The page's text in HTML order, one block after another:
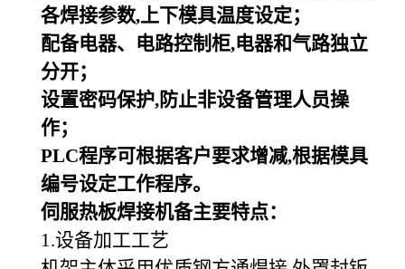
各焊接参数,上下模具温度设定；
配备电器、电路控制柜,电器和气路独立
分开；
设置密码保护,防止非设备管理人员操
作；
PLC程序可根据客户要求增减,根据模具
编号设定工作程序。
伺服热板焊接机备主要特点：
1.设备加工工艺